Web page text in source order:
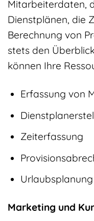
Mitarbeiterdaten,
Dienstplänen, die
Berechnung von
stets den
können Ihre
Erfassung von
Zeiterfassung
Urlaubsplanung
Marketing und